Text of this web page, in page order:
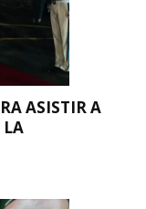
ASISTIR A
LA